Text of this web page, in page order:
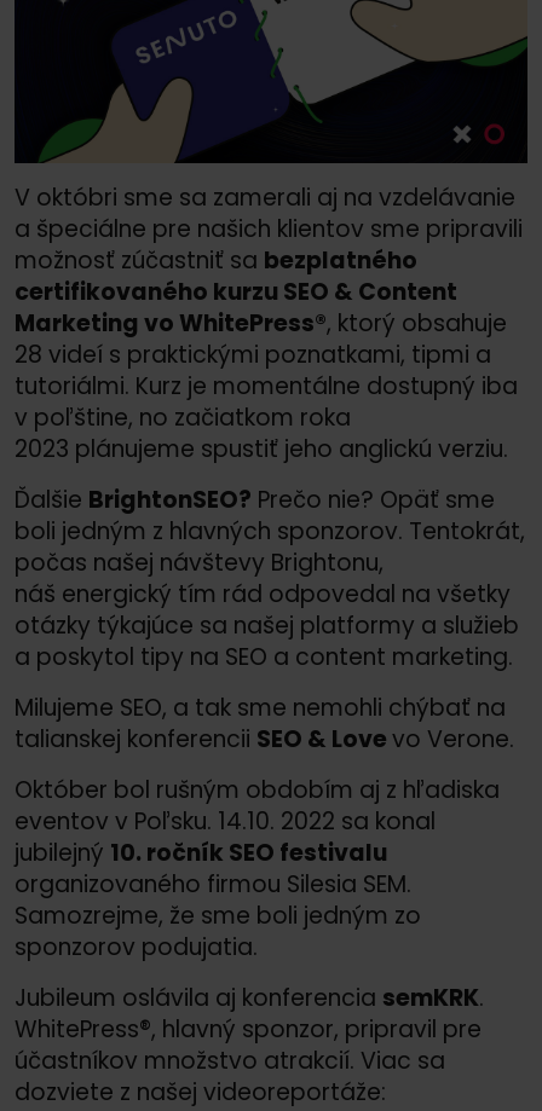
V októbri sme sa zamerali aj na vzdelávanie
a špeciálne pre našich klientov sme pripravili
možnosť zúčastniť sa bezplatného
certifikovaného kurzu SEO & Content
Marketing vo WhitePress®, ktorý obsahuje
28 videí s praktickými poznatkami, tipmi a
tutoriálmi. Kurz je momentálne dostupný iba
v poľštine, no začiatkom roka
2023 plánujeme spustiť jeho anglickú verziu.
Ďalšie BrightonSEO? Prečo nie? Opäť sme
boli jedným z hlavných sponzorov. Tentokrát,
počas našej návštevy Brightonu,
náš energický tím rád odpovedal na všetky
otázky týkajúce sa našej platformy a služieb
a poskytol tipy na SEO a content marketing.
Milujeme SEO, a tak sme nemohli chýbať na
talianskej konferencii SEO & Lovevo Verone.
Október bol rušným obdobím aj z hľadiska
eventov v Poľsku. 14.10. 2022 sa konal
jubilejný 10. ročník SEO festivalu
organizovaného firmou Silesia SEM.
Samozrejme, že sme boli jedným zo
sponzorov podujatia.
Jubileum oslávila aj konferencia semKRK.
WhitePress®, hlavný sponzor, pripravil pre
účastníkov množstvo atrakcií. Viac sa
dozviete z našej videoreportáže: